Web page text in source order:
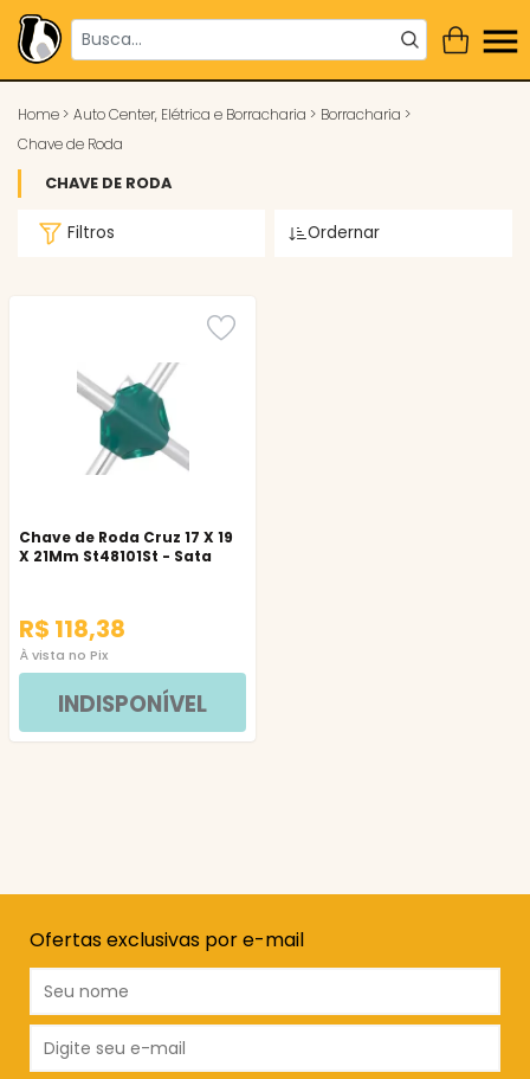
Home > Auto Center, Elétrica e Borracharia > Borracharia >
Chave de Roda
CHAVE DE RODA
Filtros Ordernar
Chave de Roda Cruz 17 X 19
X 21Mm St48101St - Sata
R$ 118,38
À vista no Pix
INDISPONÍVEL
Ofertas exclusivas por e-mail